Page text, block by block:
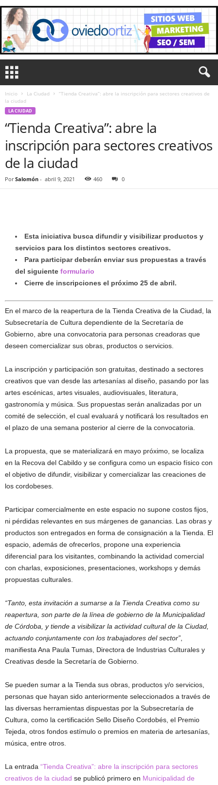
Inicio La Ciudad
“Tienda Creativa”: abre la inscripción para sectores creativos de
la ciudad
LA CIUDAD
“Tienda Creativa”: abre la
inscripción para sectores creativos
de la ciudad
Por Salomón - abril 9, 2021 460 0
Esta iniciativa busca difundir y visibilizar productos y
servicios para los distintos sectores creativos.
Para participar deberán enviar sus propuestas a través
del siguiente formulario
Cierre de inscripciones el próximo 25 de abril.
En el marco de la reapertura de la Tienda Creativa de la Ciudad, la
Subsecretaría de Cultura dependiente de la Secretaría de
Gobierno, abre una convocatoria para personas creadoras que
deseen comercializar sus obras, productos o servicios.
La inscripción y participación son gratuitas, destinado a sectores
creativos que van desde las artesanías al diseño, pasando por las
artes escénicas, artes visuales, audiovisuales, literatura,
gastronomía y música. Sus propuestas serán analizadas por un
comité de selección, el cual evaluará y notificará los resultados en
el plazo de una semana posterior al cierre de la convocatoria.
La propuesta, que se materializará en mayo próximo, se localiza
en la Recova del Cabildo y se configura como un espacio físico con
el objetivo de difundir, visibilizar y comercializar las creaciones de
los cordobeses.
Participar comercialmente en este espacio no supone costos fijos,
ni pérdidas relevantes en sus márgenes de ganancias. Las obras y
productos son entregados en forma de consignación a la Tienda. El
espacio, además de ofrecerlos, propone una experiencia
diferencial para los visitantes, combinando la actividad comercial
con charlas, exposiciones, presentaciones, workshops y demás
propuestas culturales.
“Tanto, esta invitación a sumarse a la Tienda Creativa como su
reapertura, son parte de la línea de gobierno de la Municipalidad
de Córdoba, y tiende a visibilizar la actividad cultural de la Ciudad,
actuando conjuntamente con los trabajadores del sector”
manifiesta Ana Paula Tumas, Directora de Industrias Culturales y
Creativas desde la Secretaría de Gobierno.
Se pueden sumar a la Tienda sus obras, productos y/o servicios,
personas que hayan sido anteriormente seleccionados a través de
las diversas herramientas dispuestas por la Subsecretaría de
Cultura, como la certificación Sello Diseño Cordobés, el Premio
Tejeda, otros fondos estímulo o premios en materia de artesanías,
música, entre otros.
La entrada “Tienda Creativa”: abre la inscripción para sectores
creativos de la ciudad se publicó primero en Municipalidad de